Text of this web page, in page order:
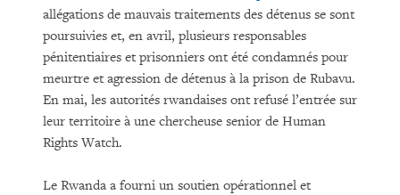
allégations de mauvais traitements des détenus se sont
poursuivies et, en avril, plusieurs responsables
pénitentiaires et prisonniers ont été condamnés pour
meurtre et agression de détenus à la prison de Rubavu.
En mai, les autorités rwandaises ont refusé l’entrée sur
leur territoire à une chercheuse senior de Human
Rights Watch.
Le Rwanda a fourni un soutien opérationnel et